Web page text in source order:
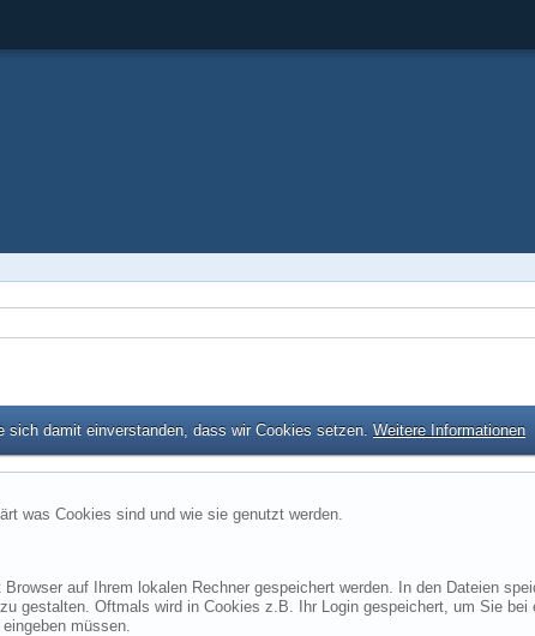
sich damit einverstanden, dass wir Cookies setzen. Weitere Informationen
was Cookies sind und wie sie genutzt werden.
auf Ihrem lokalen Rechner gespeichert werden. In den Dateien
gestalten. Oftmals wird in Cookies z.B. Ihr Login gespeichert, um Sie
müssen.